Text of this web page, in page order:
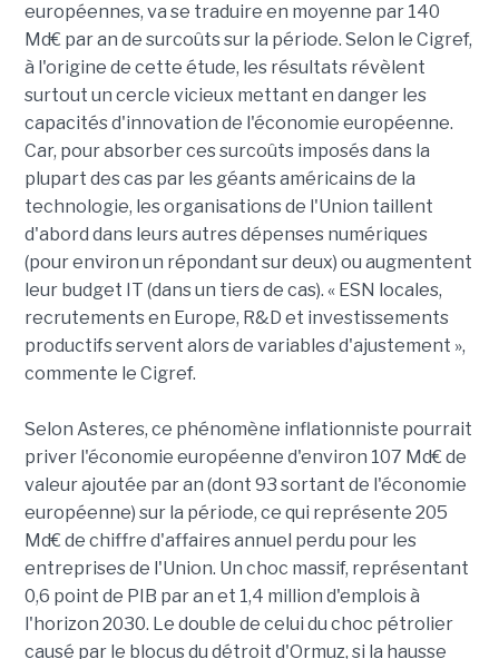
européennes, va se traduire en moyenne par 140
Md€ par an de surcoûts sur la période. Selon le Cigref,
à l'origine de cette étude, les résultats révèlent
surtout un cercle vicieux mettant en danger les
capacités d'innovation de l'économie européenne.
Car, pour absorber ces surcoûts imposés dans la
plupart des cas par les géants américains de la
technologie, les organisations de l'Union taillent
d'abord dans leurs autres dépenses numériques
(pour environ un répondant sur deux) ou augmentent
leur budget IT (dans un tiers de cas). « ESN locales,
recrutements en Europe, R&D et investissements
productifs servent alors de variables d'ajustement »,
commente le Cigref.
Selon Asteres, ce phénomène inflationniste pourrait
priver l'économie européenne d'environ 107 Md€ de
valeur ajoutée par an (dont 93 sortant de l'économie
européenne) sur la période, ce qui représente 205
Md€ de chiffre d'affaires annuel perdu pour les
entreprises de l'Union. Un choc massif, représentant
0,6 point de PIB par an et 1,4 million d'emplois à
l'horizon 2030. Le double de celui du choc pétrolier
causé par le blocus du détroit d'Ormuz, si la hausse